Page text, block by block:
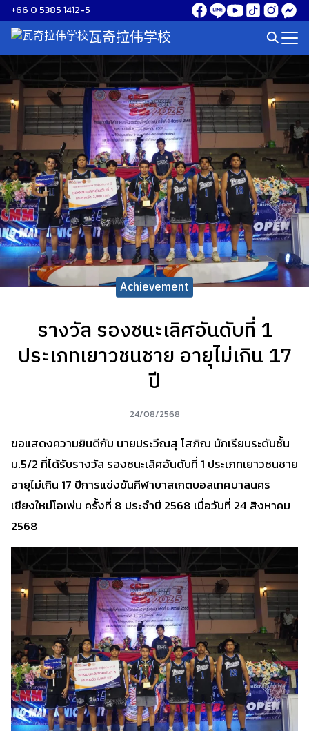
Skip
to
content
+66 0 5385 1412-5
瓦奇拉伟学校
Search
for:
Achievement
รางวัล รองชนะเลิศอันดับที่ 1
ประเภทเยาวชนชาย อายุไม่เกิน 17
ปี
24/08/2568
ขอแสดงความยินดีกับ นายประวีณสุ โสภิณ นักเรียนระดับชั้น
ม.5/2 ที่ได้รับรางวัล รองชนะเลิศอันดับที่ 1 ประเภทเยาวชนชาย
อายุไม่เกิน 17 ปีการแข่งขันกีฬาบาสเกตบอลเทศบาลนคร
เชียงใหม่โอเพ่น ครั้งที่ 8 ประจำปี 2568 เมื่อวันที่ 24 สิงหาคม
2568